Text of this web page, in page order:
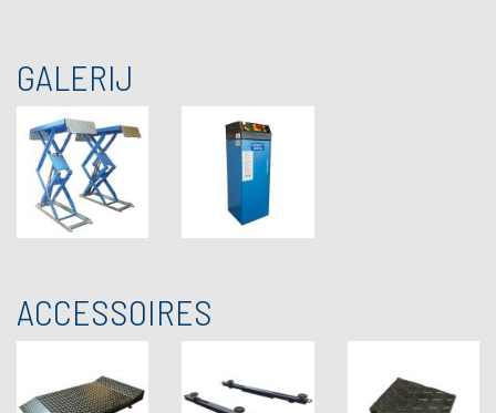
GALERIJ
ACCESSOIRES